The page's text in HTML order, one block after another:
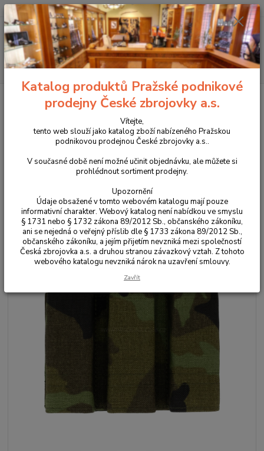
Menu
Hledat
+420 225 375 800
Pouzdra, kufry na zbraně a batohy
Samosvorná sumka
TacticalPro FAST na 3 pistolové zásobník (více variant)
Samosvorná sumka TacticalPro
FAST na 3 pistolové zásobník
(více variant)
Katalog produktů Pražské podnikové
prodejny České zbrojovky a.s.
Vítejte,
tento web slouží jako katalog zboží nabízeného Pražskou
podnikovou prodejnou České zbrojovky a.s..
V současné době není možné učinit objednávku, ale můžete si
prohlédnout sortiment prodejny.
Upozornění
Údaje obsažené v tomto webovém katalogu mají pouze
informativní charakter. Webový katalog není nabídkou ve smyslu
§ 1731 nebo § 1732 zákona 89/2012 Sb., občanského zákoníku,
ani se nejedná o veřejný příslib dle § 1733 zákona 89/2012 Sb.,
občanského zákoníku, a jejím přijetím nevzniká mezi společností
Česká zbrojovka a.s. a druhou stranou závazkový vztah. Z tohoto
webového katalogu nevzniká nárok na uzavření smlouvy.
Zavřít